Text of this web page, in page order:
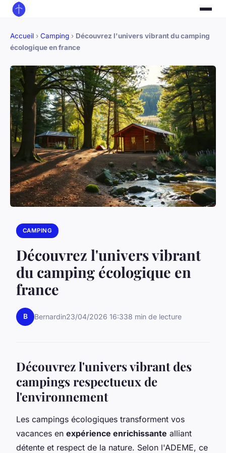
Accueil › Camping › Découvrez l'univers vibrant du camping
écologique en france
CAMPING
Découvrez l'univers vibrant
du camping écologique en
france
B Bernardin23/04/2026 16:338 min de lecture
Découvrez l'univers vibrant des
campings respectueux de
l'environnement
Les campings écologiques transforment vos
vacances en expérience enrichissante alliant
détente et respect de la nature. Selon l'ADEME, ce